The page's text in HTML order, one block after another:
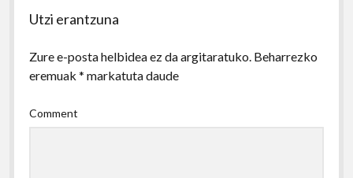
Utzi erantzuna
Zure e-posta helbidea ez da argitaratuko. Beharrezko
eremuak * markatuta daude
Comment